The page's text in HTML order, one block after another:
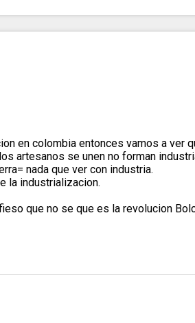
en colombia entonces vamos a ver
artesanos se unen no forman
nada que ver con industria.
la industrializacion.
que no se que es la revolucion